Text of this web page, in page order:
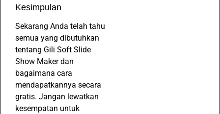
Kesimpulan
Sekarang Anda telah tahu
semua yang dibutuhkan
tentang Gili Soft Slide
Show Maker dan
bagaimana cara
mendapatkannya secara
gratis. Jangan lewatkan
kesempatan untuk